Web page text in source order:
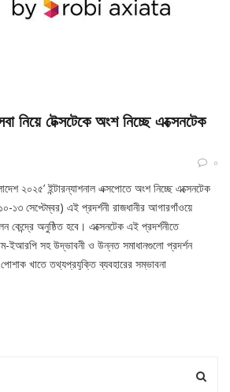
নিয়ে টেক্সটেকে অংশ নিচ্ছে এক্সেনটেক
০
২০২৫’ ইন্টারন্যাশনাল এক্সপোতে অংশ নিচ্ছে এক্সেনটেক
১৩ সেপ্টেম্বর) এই প্রদর্শনী রাজধানীর আগারগাঁওয়ে
কেন্দ্রে অনুষ্ঠিত হবে। এক্সেনটেক এই প্রদর্শনীতে
ইআরপি সহ উদ্ভাবনী ও উন্নত সমাধানগুলো প্রদর্শন
খাতে তথ্যপ্রযুক্তি ব্যবহারের সম্ভাবনা